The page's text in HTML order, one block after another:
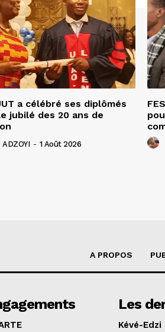
a célébré ses diplômés
jubilé des 20 ans de
ADZOYI - 1 Août 2026
A PROPOS
Les
Kévé-Edzi